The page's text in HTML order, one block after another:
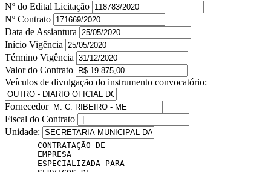
Nº do Edital Licitação
Nº Contrato
Data de Assiantura
Início Vigência
Término Vigência
Valor do Contrato
Veículos de divulgação do instrumento convocatório:
Fornecedor
Fiscal do Contrato
Unidade: